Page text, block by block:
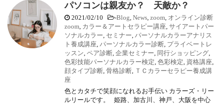
パソコンは親友か？ 天敵か？
2021/02/10 -Blog, News, zoom, オンライン診断
zoom, カラー＆アートセラピー講座, サイアートパー
ソナルカラー, セミナー, パーソナルカラーアナリス
ト養成講座, パーソナルカラー診断, プライベートレ
ッスン, ペア診断, 企業セミナー, 同行ショッピング,
色彩技能パーソナルカラー検定, 色彩検定, 資格講座,
顔タイプ診断, 骨格診断, ＴＣカラーセラピー養成講
座
色とカタチで笑顔になれるお手伝い カラーズ・リー
ルリールです。 姫路、加古川、神戸、大阪を中心